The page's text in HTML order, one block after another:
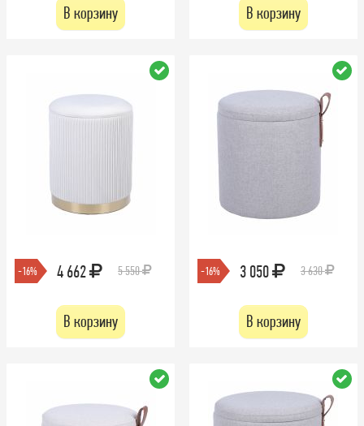
В корзину В корзину
-16% 4 662 5 550
В корзину
-16% 3 050 3 630
В корзину